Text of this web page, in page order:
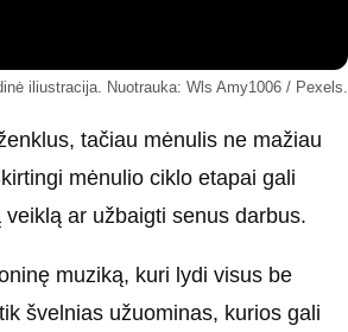
iliustracija. Nuotrauka: Wls Amy1006 / Pexels.
tačiau mėnulis ne mažiau
mėnulio ciklo etapai gali
ar užbaigti senus darbus.
muziką, kuri lydi visus be
švelnias užuominas, kurios gali